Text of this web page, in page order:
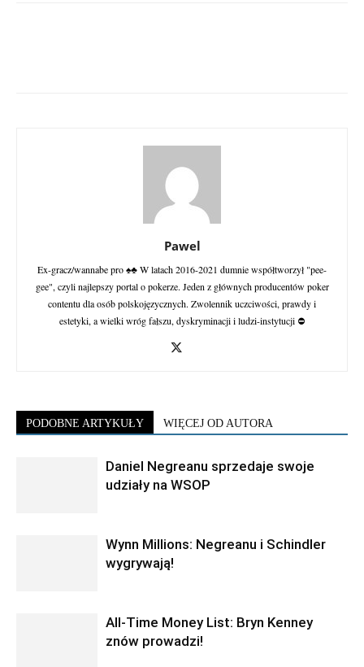
Pawel
Ex-gracz/wannabe pro ♠♣ W latach 2016-2021 dumnie współtworzył "pee-
gee", czyli najlepszy portal o pokerze. Jeden z głównych producentów poker
contentu dla osób polskojęzycznych. Zwolennik uczciwości, prawdy i
estetyki, a wielki wróg fałszu, dyskryminacji i ludzi-instytucji ⛔
PODOBNE ARTYKUŁY WIĘCEJ OD AUTORA
Daniel Negreanu sprzedaje swoje
udziały na WSOP
Wynn Millions: Negreanu i Schindler
wygrywają!
All-Time Money List: Bryn Kenney
znów prowadzi!